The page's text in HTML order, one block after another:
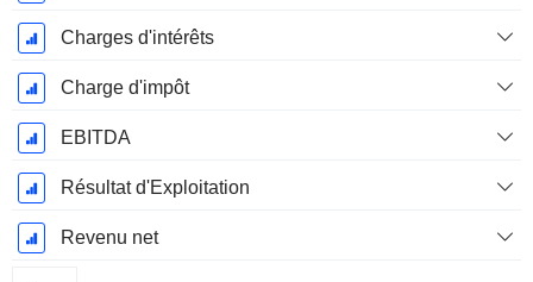
Charges d'intérêts
Charge d'impôt
EBITDA
Résultat d'Exploitation
Revenu net